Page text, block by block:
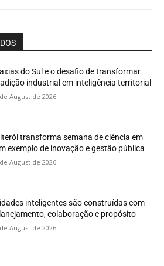
do Sul e o desafio de transformar
industrial em inteligência territorial
August de 2026
transforma semana de ciência em
exemplo de inovação e gestão pública
August de 2026
inteligentes são construídas com
colaboração e propósito
August de 2026